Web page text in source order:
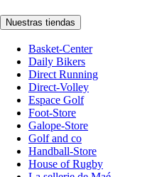
Nuestras tiendas
Basket-Center
Daily Bikers
Direct Running
Direct-Volley
Espace Golf
Foot-Store
Galope-Store
Golf and co
Handball-Store
House of Rugby